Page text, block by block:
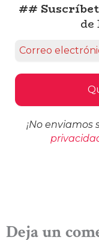
##
de
¡No enviamos
Deja un